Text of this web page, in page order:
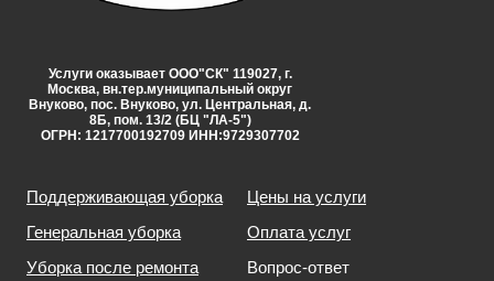
Услуги оказывает ООО"СК" 119027, г.
Москва, вн.тер.муниципальный округ
Внуково, пос. Внуково, ул. Центральная, д.
8Б, пом. 13/2 (БЦ "ЛА-5")
ОГРН: 1217700192709 ИНН:9729307702
Поддерживающая уборка
Генеральная уборка
Уборка после ремонта
Цены на услуги
Оплата услуг
Вопрос-ответ